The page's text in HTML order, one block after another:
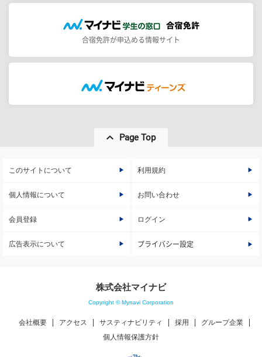
合宿免許が申込める情報サイト
Page Top
このサイトについて 利用規約
個人情報について お問い合わせ
会員登録 ログイン
広告表示について プライバシー設定
株式会社マイナビ
Copyright © Mynavi Corporation
会社概要 アクセス サスティナビリティ 採用
グループ企業
個人情報保護方針